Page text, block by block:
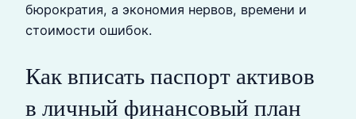
бюрократия, а экономия нервов, времени и
стоимости ошибок.
Как вписать паспорт активов
в личный финансовый план